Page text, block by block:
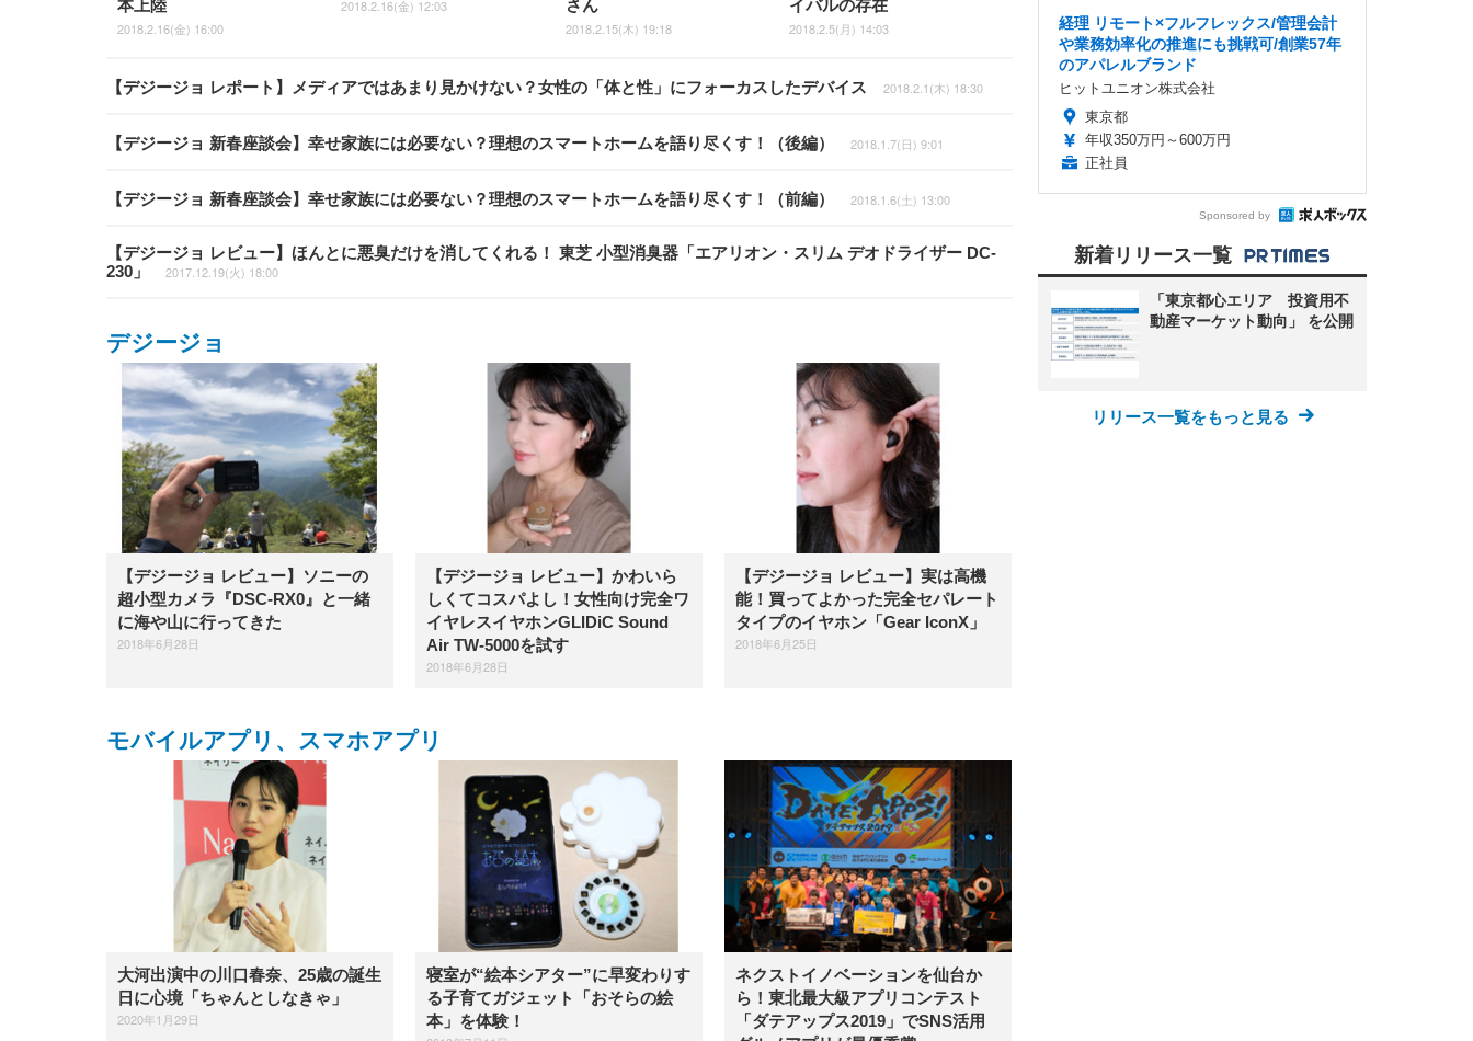
本上陸
2018.2.16(金) 16:00
2018.2.16(金) 12:03
さん
2018.2.15(木) 19:18
イバルの存在
2018.2.5(月) 14:03
【デジージョ レポート】メディアではあまり見かけない？女性の「体と性」にフォーカスしたデバイス 2018.2.1(木) 18:30
【デジージョ 新春座談会】幸せ家族には必要ない？理想のスマートホームを語り尽くす！（後編） 2018.1.7(日) 9:01
【デジージョ 新春座談会】幸せ家族には必要ない？理想のスマートホームを語り尽くす！（前編） 2018.1.6(土) 13:00
【デジージョ レビュー】ほんとに悪臭だけを消してくれる！ 東芝 小型消臭器「エアリオン・スリム デオドライザー DC-
230」
2017.12.19(火) 18:00
デジージョ
【デジージョ レビュー】ソニーの
超小型カメラ『DSC-RX0』と一緒
に海や山に行ってきた
2018年6月28日
【デジージョ レビュー】かわいら
しくてコスパよし！女性向け完全ワ
イヤレスイヤホンGLIDiC Sound
Air TW-5000を試す
2018年6月28日
【デジージョ レビュー】実は高機
能！買ってよかった完全セパレート
タイプのイヤホン「Gear IconX」
2018年6月25日
モバイルアプリ、スマホアプリ
大河出演中の川口春奈、25歳の誕生
日に心境「ちゃんとしなきゃ」
2020年1月29日
寝室が“絵本シアター”に早変わりす
る子育てガジェット「おそらの絵
本」を体験！
ネクストイノベーションを仙台か
ら！東北最大級アプリコンテスト
「ダテアップス2019」でSNS活用
経理 リモート×フルフレックス/管理会計
や業務効率化の推進にも挑戦可/創業57年
のアパレルブランド
ヒットユニオン株式会社
東京都
年収350万円～600万円
正社員
Sponsored by
新着リリース一覧
「東京都心エリア 投資用不
動産マーケット動向」 を公開
リリース一覧をもっと見る